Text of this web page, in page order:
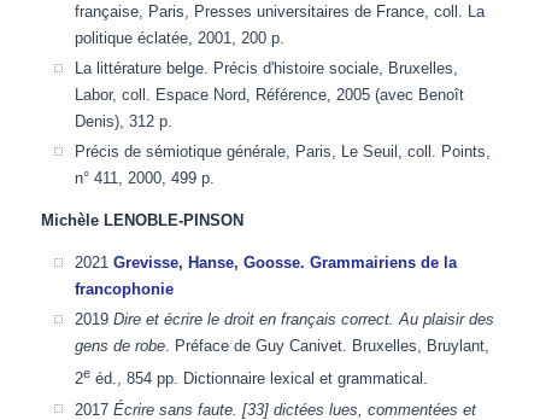
française, Paris, Presses universitaires de France, coll. La
politique éclatée, 2001, 200 p.
La littérature belge. Précis d'histoire sociale, Bruxelles,
Labor, coll. Espace Nord, Référence, 2005 (avec Benoît
Denis), 312 p.
Précis de sémiotique générale, Paris, Le Seuil, coll. Points,
n° 411, 2000, 499 p.
Michèle LENOBLE-PINSON
2021Grevisse, Hanse, Goosse. Grammairiens de la
francophonie
2019Dire et écrire le droit en français correct. Au plaisir des
gens de robe. Préface de Guy Canivet. Bruxelles, Bruylant,
2e éd., 854 pp. Dictionnaire lexical et grammatical.
2017Écrire sans faute. [33] dictées lues, commentées et